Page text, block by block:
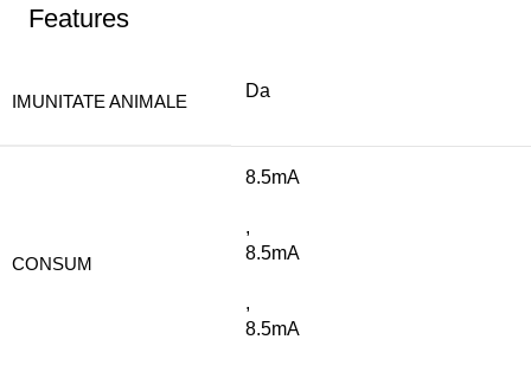
Features
IMUNITATE ANIMALE
Da
CONSUM
8.5mA
,
8.5mA
,
8.5mA